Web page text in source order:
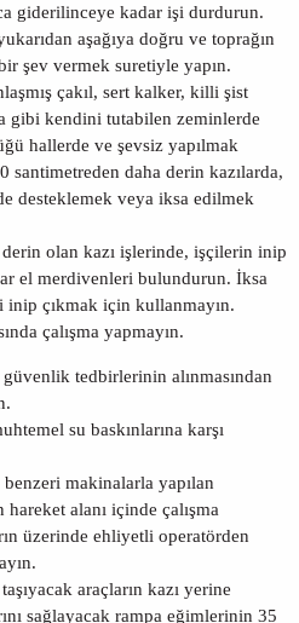
giderilinceye kadar işi durdurun.
aşağıya doğru ve toprağın
bir şev vermek suretiyle yapın.
çakıl, sert kalker, killi şist
gibi kendini tutabilen zeminlerde
hallerde ve şevsiz yapılmak
daha derin kazılarda,
desteklemek veya iksa edilmek
olan kazı işlerinde, işçilerin inip
el merdivenleri bulundurun. İksa
inip çıkmak için kullanmayın.
çalışma yapmayın.
güvenlik tedbirlerinin alınmasından
su baskınlarına karşı
makinalarla yapılan
hareket alanı içinde çalışma
üzerinde ehliyetli operatörden
araçların kazı yerine
sağlayacak rampa eğimlerinin 35